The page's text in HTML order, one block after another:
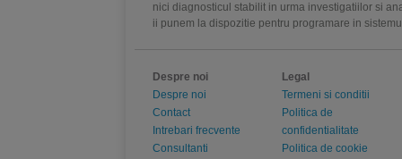
nici diagnosticul stabilit in urma investigatiilor si
ii punem la dispozitie pentru programare in
Despre noi
Despre noi
Contact
Intrebari frecvente
Consultanti
Legal
Termeni si conditii
Politica de
confidentialitate
Politica de cookie